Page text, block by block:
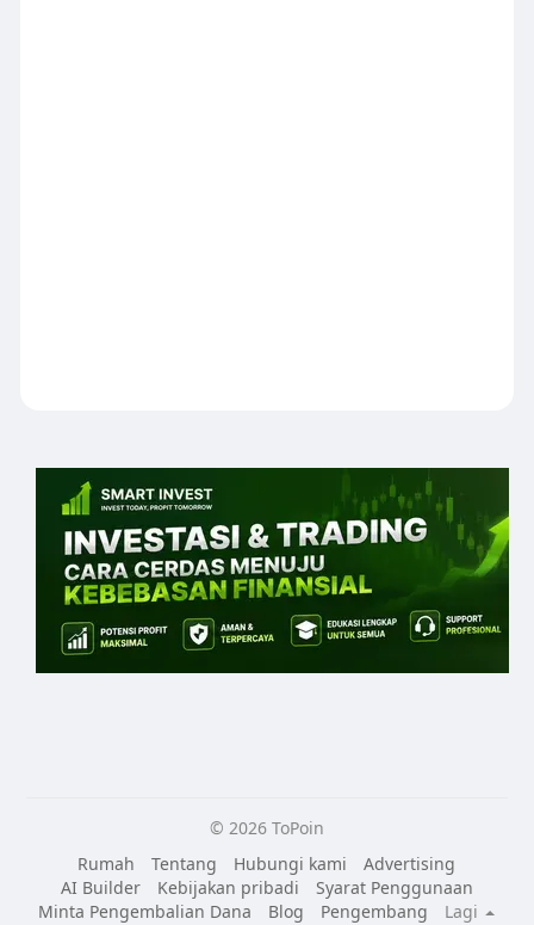
© 2026 ToPoin
Rumah
Tentang Hubungi kami
Advertising
AI Builder
Kebijakan pribadi
Syarat Penggunaan
Minta Pengembalian Dana
Blog Pengembang
Lagi